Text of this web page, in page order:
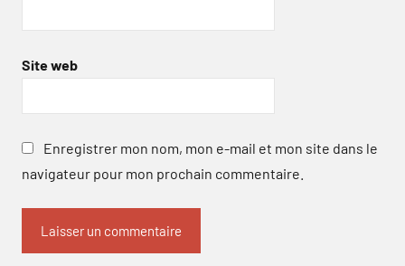
Site web
Enregistrer mon nom, mon e-mail et mon site dans le
navigateur pour mon prochain commentaire.